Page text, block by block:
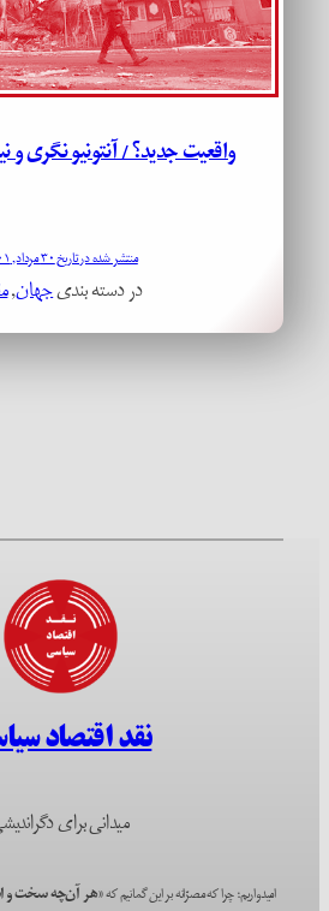
واقعیت جدید؟ / آنتونیو نگری
منتشر شده در تاریخ ۳۰ مرداد, ۱۴۰۱
در دسته بندیجهان,
نقد اقتصاد
میدانی برای
امیدواریم؛ چرا که مصرّانه بر این گمانیم که«هر آن‌چه سخت و